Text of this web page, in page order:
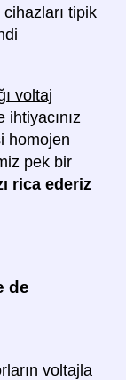
tipik
voltaj
homojen
pek bir
rica ederiz
de
voltajla